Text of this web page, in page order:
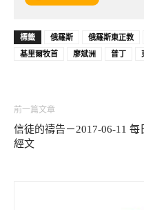
標籤 俄羅斯 俄羅斯東正教
基里爾牧首
廖斌洲 普丁
前一篇文章
信徒的禱告－2017-06-11 每
經文